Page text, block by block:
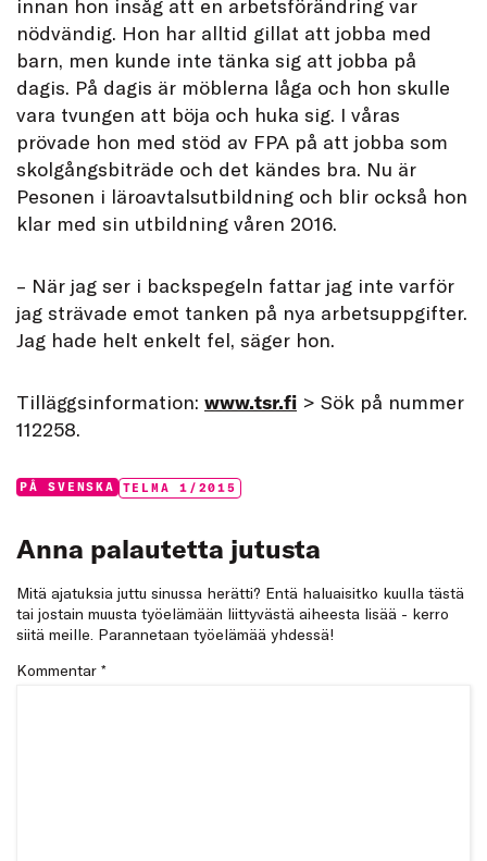
innan hon insåg att en arbetsförändring var
nödvändig. Hon har alltid gillat att jobba med
barn, men kunde inte tänka sig att jobba på
dagis. På dagis är möblerna låga och hon skulle
vara tvungen att böja och huka sig. I våras
prövade hon med stöd av FPA på att jobba som
skolgångsbiträde och det kändes bra. Nu är
Pesonen i läroavtalsutbildning och blir också hon
klar med sin utbildning våren 2016.
– När jag ser i backspegeln fattar jag inte varför
jag strävade emot tanken på nya arbetsuppgifter.
Jag hade helt enkelt fel, säger hon.
Tilläggsinformation: www.tsr.fi > Sök på nummer
112258.
Categories:
PÅ SVENSKA Tags:
TELMA 1/2015
Anna palautetta jutusta
Mitä ajatuksia juttu sinussa herätti? Entä haluaisitko kuulla tästä
tai jostain muusta työelämään liittyvästä aiheesta lisää - kerro
siitä meille. Parannetaan työelämää yhdessä!
Kommentar *